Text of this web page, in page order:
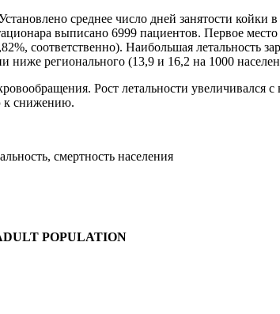
среднее число дней занятости койки
выписано 6999 пациентов. Первое место
соответственно). Наибольшая летальность
регионального (13,9 и 16,2 на 1000
Рост летальности увеличивался
к снижению.
смертность населения
POPULATION